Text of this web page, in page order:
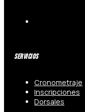
Servicios
Cronometraje
Inscripciones
Dorsales